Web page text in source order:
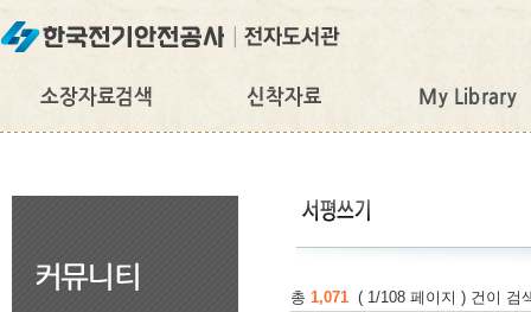
총 1,071 ( 1/108 페이지 ) 건이 검